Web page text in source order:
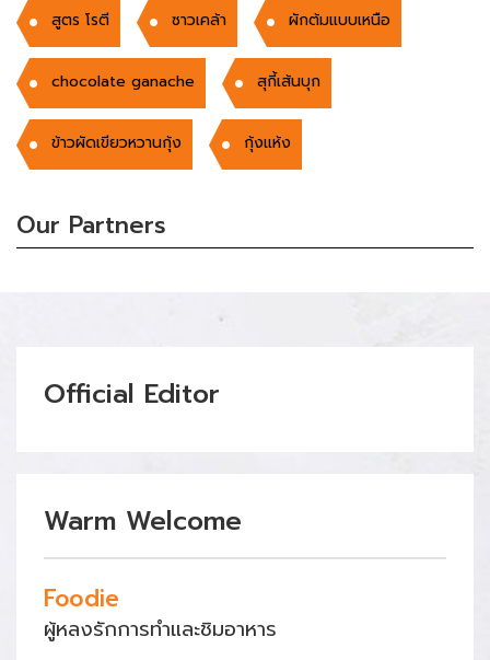
สูตร โรตี ซาวเคล้า ผักต้มแบบเหนือ
chocolate ganache สุกี้เส้นบุก
ข้าวผัดเขียวหวานกุ้ง กุ้งแห้ง
Our Partners
Official Editor
Warm Welcome
Foodie
ผู้หลงรักการทำและชิมอาหาร